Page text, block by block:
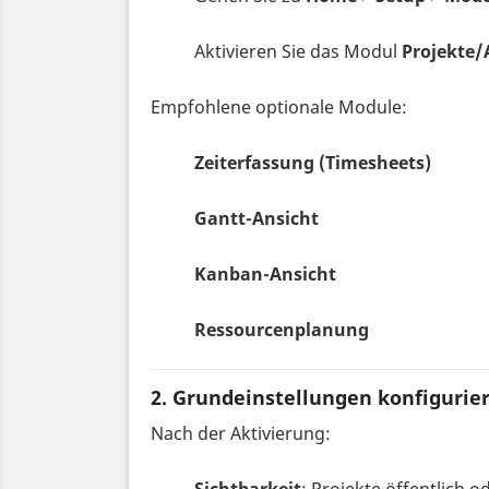
Aktivieren Sie das Modul Projekte/
Empfohlene optionale Module:
Zeiterfassung (Timesheets)
Gantt-Ansicht
Kanban-Ansicht
Ressourcenplanung
2. Grundeinstellungen
Nach der Aktivierung: